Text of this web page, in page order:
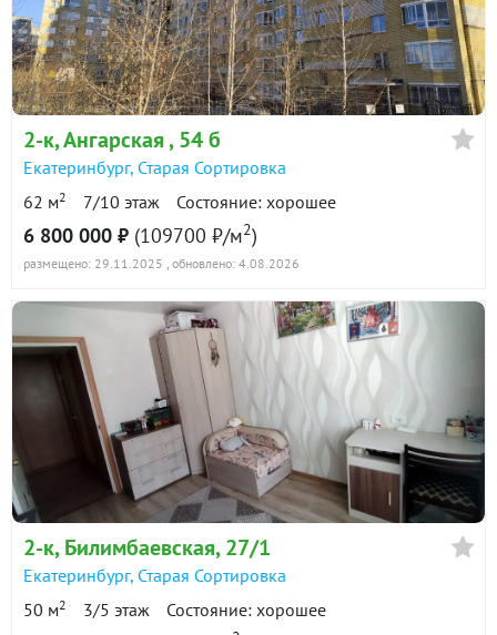
2-к, Ангарская , 54 б
Екатеринбург, Старая Сортировка
62 м2 7/10 этаж Состояние: хорошее
6 800 000 ₽ (109700 ₽/м2)
размещено: 29.11.2025 , обновлено: 4.08.2026
2-к, Билимбаевская, 27/1
Екатеринбург, Старая Сортировка
50 м2 3/5 этаж Состояние: хорошее